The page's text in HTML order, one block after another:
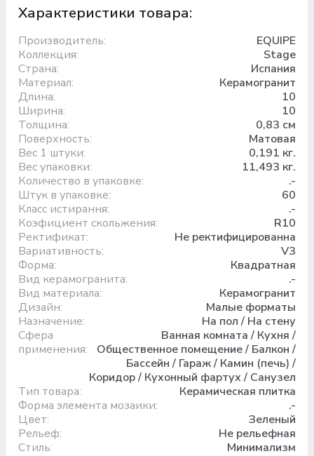
Характеристики товара:
Производитель:
EQUIPE
Коллекция:
Stage
Страна:
Испания
Материал:
Керамогранит
Длина:
10
Ширина:
10
Толщина:
0,83 см
Поверхность:
Матовая
Вес 1 штуки:
0,191 кг.
Вес упаковки:
11,493 кг.
Количество в упаковке:
.-
Штук в упаковке:
60
Класс истирання:
.-
Коэфициент скольжения:
R10
Ректификат:
Не ректифицированна
Вариативность:
V3
Форма:
Квадратная
Вид керамогранита:
.-
Вид материала:
Керамогранит
Дизайн:
Малые форматы
Назначение:
На пол / На стену
Сфера
применения:
Ванная комната / Кухня /
Общественное помещение / Балкон /
Бассейн / Гараж / Камин (печь) /
Коридор / Кухонный фартух / Санузел
Тип товара:
Керамическая плитка
Форма элемента мозаики:
.-
Цвет:
Зеленый
Рельеф:
Не рельефная
Стиль:
Минимализм